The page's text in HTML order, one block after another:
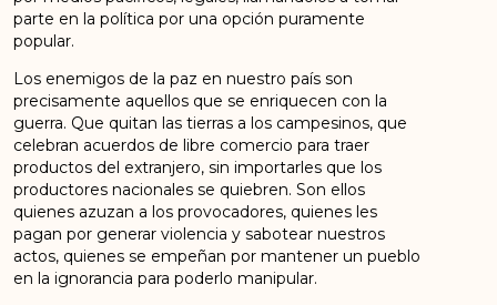
parte en la política por una opción puramente
popular.
Los enemigos de la paz en nuestro país son
precisamente aquellos que se enriquecen con la
guerra. Que quitan las tierras a los campesinos, que
celebran acuerdos de libre comercio para traer
productos del extranjero, sin importarles que los
productores nacionales se quiebren. Son ellos
quienes azuzan a los provocadores, quienes les
pagan por generar violencia y sabotear nuestros
actos, quienes se empeñan por mantener un pueblo
en la ignorancia para poderlo manipular.